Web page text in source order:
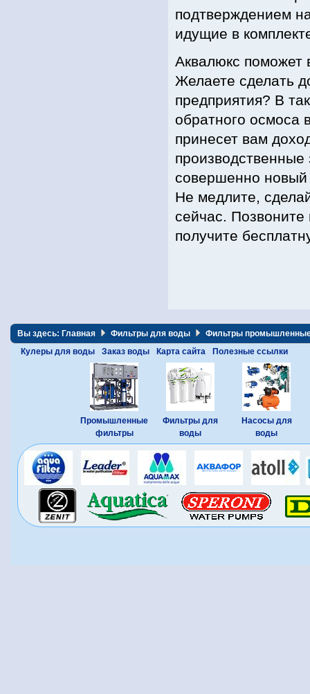
подтверждением
идущие в
Аквалюкс поможет
Желаете сделать
предприятия? В
обратного осмоса
принесет вам
производственные
совершенно новый
Не медлите,
сейчас.
получите
Вы здесь: Главная Фильтры для воды
Фильтры
Кулеры для воды
Заказ воды Карта сайта Полезные ссылки
Промышленные
фильтры
Фильтры для
воды
Насосы для
воды